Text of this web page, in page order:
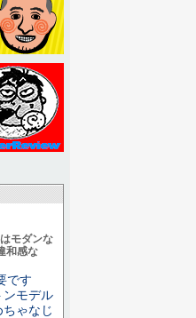
モダンな
和感な
です
モデル
ゃなじ